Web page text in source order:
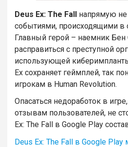
Deus Ex: The Fall
напрямую не
событиями, происходящими в
Главный герой – наемник
расправиться с преступной
использующей
Ex сохраняет геймплей, так
игрокам в Human Revolution.
Опасаться недоработок в
отзывам пользователей, не
Ex: The Fall в Google Play
Deus Ex: The Fall в Google Play